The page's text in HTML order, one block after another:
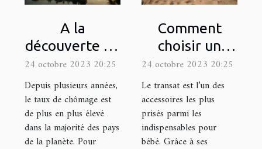
A la
découverte du
site
loiretcher.com
24 octobre 2023 20:25
Depuis plusieurs années,
le taux de chômage est
de plus en plus élevé
dans la majorité des pays
de la planète. Pour
Comment
choisir un
transat ?
24 octobre 2023 20:25
Le transat est l’un des
accessoires les plus
prisés parmi les
indispensables pour
bébé. Grâce à ses